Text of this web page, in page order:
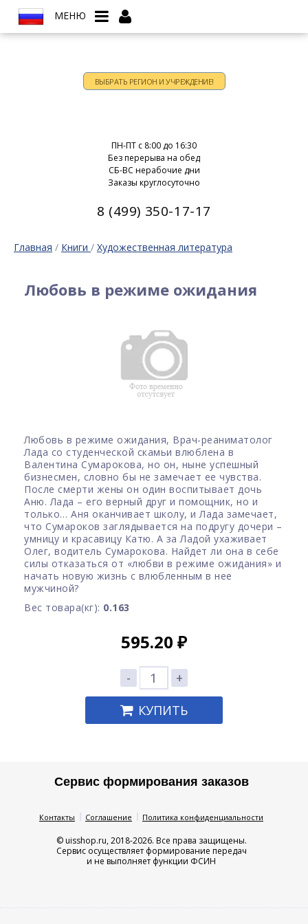
МЕНЮ
ВЫБРАТЬ РЕГИОН И УЧРЕЖДЕНИЕ!
ПН-ПТ c 8:00 до 16:30
Без перерыва на обед
СБ-ВС нерабочие дни
Заказы круглосуточно
8 (499) 350-17-17
Главная / Книги / Художественная литература
Любовь в режиме ожидания
Любовь в режиме ожидания, Врач-реаниматолог
Лада со студенческой скамьи влюблена в
Валентина Сумарокова, но он, ныне успешный
бизнесмен, словно бы не замечает ее чувства.
После смерти жены он один воспитывает дочь
Аню. Лада – его верный друг и помощник, но и
только… Аня оканчивает школу, и Лада замечает,
что Сумароков заглядывается на подругу дочери –
умницу и красавицу Катю. А за Ладой ухаживает
Олег, водитель Сумарокова. Найдет ли она в себе
силы отказаться от «любви в режиме ожидания» и
начать новую жизнь с влюбленным в нее
мужчиной?
Вес товара(кг): 0.163
595.20 ₽
-
+
КУПИТЬ
Сервис формирования заказов
Контакты Соглашение Политика конфиденциальности
© uisshop.ru, 2018-2026. Все права защищены.
Сервис осуществляет формирование передач
и не выполняет функции ФСИН